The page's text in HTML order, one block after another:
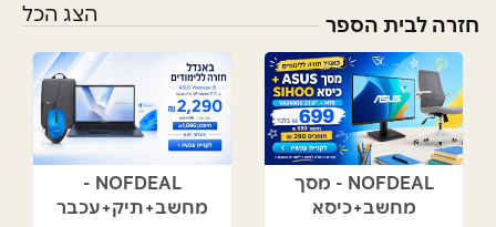
חזרה לבית הספר הצג הכל
NOFDEAL - מסך
מחשב+כיסא
NOFDEAL -
מחשב+תיק+עכבר